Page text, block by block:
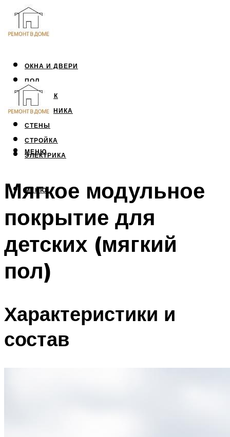
ОКНА И ДВЕРИ
ПОЛ
ПОТОЛОК
САНТЕХНИКА
СТЕНЫ
СТРОЙКА
ЭЛЕКТРИКА
МЕНЮ
МЕНЮ
Мягкое модульное
покрытие для
детских (мягкий
пол)
Характеристики и
состав